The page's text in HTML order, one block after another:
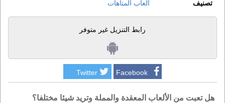
تصنيف
ألعاب المتاهات
رابط التنزيل غير متوفر
Facebook
Twitter
هل تعبت من الألعاب المعقدة والمملة وتريد شيئا مختلفا؟